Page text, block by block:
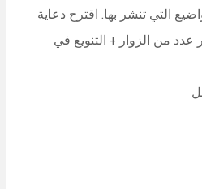
التي تنشر بها. اقترح دعاية
عدد من الزوار + التنويع في